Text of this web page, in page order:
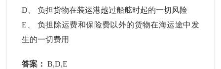
D 、负担货物在装运港越过船舷时起的一切风险
E
负担除运费和保险费以外的货物在海运途中发
生的一切费用
答案： B,D,E